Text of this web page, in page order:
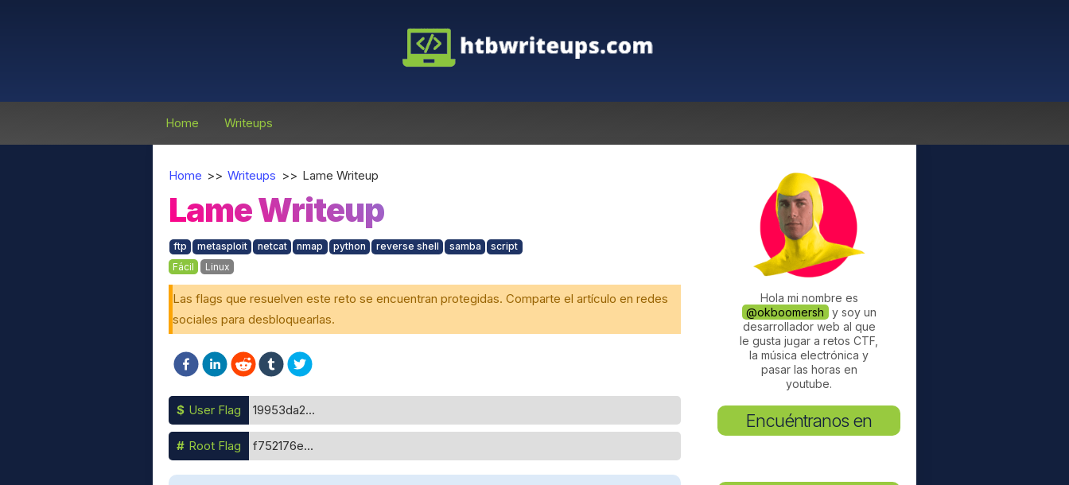
Home Writeups
Home >> Writeups >> Lame Writeup
Lame Writeup
ftp metasploit netcat nmap python reverse shell samba
script
Fácil
Linux
Las flags que resuelven este reto se encuentran protegidas. Comparte el artículo en redes
sociales para desbloquearlas.
$ User Flag 19953da2...
# Root Flag f752176e...
Hola mi nombre es
@okboomersh y soy un
desarrollador web al que
le gusta jugar a retos CTF,
la música electrónica y
pasar las horas en
youtube.
Encuéntranos en